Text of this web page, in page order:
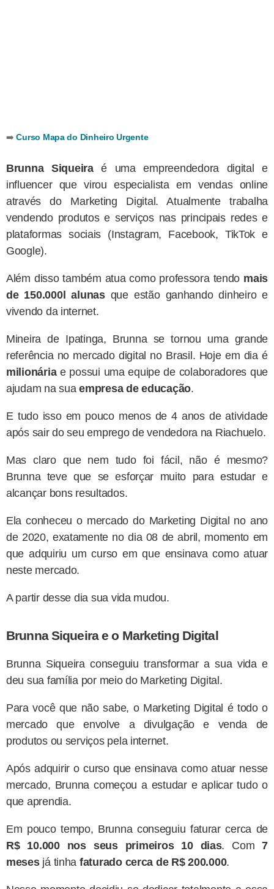
➡️Curso Mapa do Dinheiro Urgente
Brunna Siqueiraé uma empreendedora digital e
influencer que virou especialista em vendas online
através do Marketing Digital. Atualmente trabalha
vendendo produtos e serviços nas principais redes e
plataformas sociais (Instagram, Facebook, TikTok e
Google).
Além disso também atua como professora tendo mais
de 150.000l alunasque estão ganhando dinheiro e
vivendo da internet.
Mineira de Ipatinga, Brunna se tornou uma grande
referência no mercado digital no Brasil. Hoje em dia é
milionáriae possui uma equipe de colaboradores que
ajudam na suaempresa de educação.
E tudo isso em pouco menos de 4 anos de atividade
após sair do seu emprego de vendedora na Riachuelo.
Mas claro que nem tudo foi fácil, não é mesmo?
Brunna teve que se esforçar muito para estudar e
alcançar bons resultados.
Ela conheceu o mercado do Marketing Digital no ano
de 2020, exatamente no dia 08 de abril, momento em
que adquiriu um curso em que ensinava como atuar
neste mercado.
A partir desse dia sua vida mudou.
Brunna Siqueira e o Marketing Digital
Brunna Siqueira conseguiu transformar a sua vida e
deu sua família por meio do Marketing Digital.
Para você que não sabe, o Marketing Digital é todo o
mercado que envolve a divulgação e venda de
produtos ou serviços pela internet.
Após adquirir o curso que ensinava como atuar nesse
mercado, Brunna começou a estudar e aplicar tudo o
que aprendia.
Em pouco tempo, Brunna conseguiu faturar cerca de
R$ 10.000 nos seus primeiros 10 dias. Com7
mesesjá tinha faturado cerca de R$ 200.000.